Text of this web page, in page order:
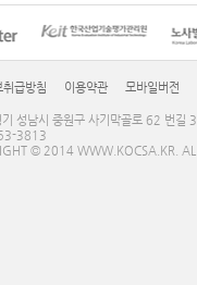
취급방침 이용약관 모바일버전
기 성남시 중원구 사기막골로 62 번
3813
© 2014 WWW.KOCSA.KR.